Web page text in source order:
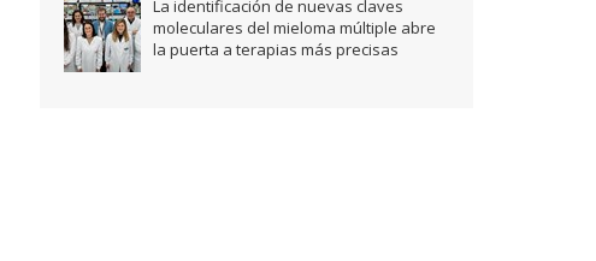
La identificación de nuevas claves
moleculares del mieloma múltiple abre
la puerta a terapias más precisas